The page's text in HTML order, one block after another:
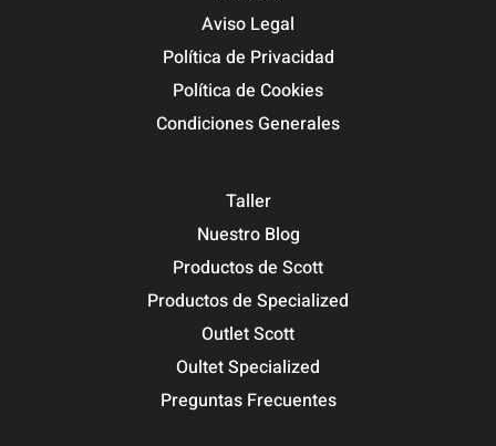
Aviso Legal
Política de Privacidad
Política de Cookies
Condiciones Generales
Taller
Nuestro Blog
Productos de Scott
Productos de Specialized
Outlet Scott
Oultet Specialized
Preguntas Frecuentes